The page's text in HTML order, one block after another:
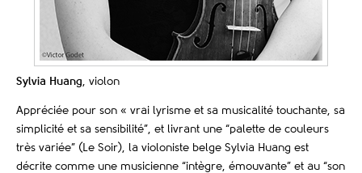
Sylvia Huang, violon
Appréciée pour son « vrai lyrisme et sa musicalité touchante, sa
simplicité et sa sensibilité”, et livrant une “palette de couleurs
très variée” (Le Soir), la violoniste belge Sylvia Huang est
décrite comme une musicienne “intègre, émouvante” et au “son